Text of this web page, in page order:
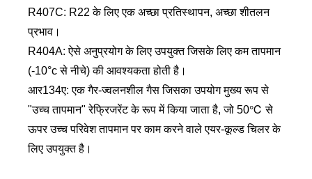
R407C: R22 के लिए एक अच्छा प्रतिस्थापन, अच्छा शीतलन
प्रभाव।
R404A: ऐसे अनुप्रयोग के लिए उपयुक्त जिसके लिए कम तापमान
(-10°c से नीचे) की आवश्यकता होती है।
आर134ए: एक गैर-ज्वलनशील गैस जिसका उपयोग मुख्य रूप से
"उच्च तापमान" रेफ्रिजरेंट के रूप में किया जाता है, जो 50℃ से
ऊपर उच्च परिवेश तापमान पर काम करने वाले एयर-कूल्ड चिलर के
लिए उपयुक्त है।